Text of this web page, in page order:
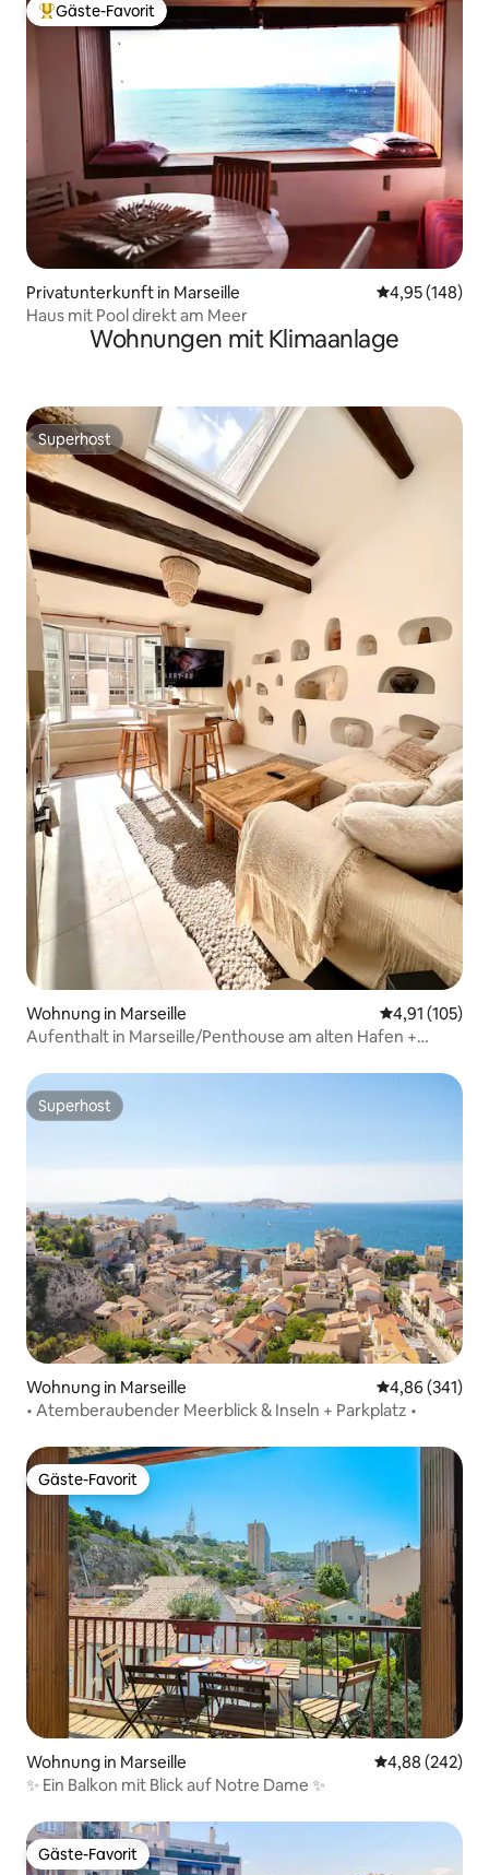
Beliebter Gäste-Favorit.
Gäste-Favorit
Privatunterkunft in Marseille
4,95 (148)
Haus mit Pool direkt am Meer
Wohnungen mit Klimaanlage
Superhost
Superhost
Wohnung in Marseille
4,91 (105)
Aufenthalt in Marseille/Penthouse am alten Hafen +
Superhost
Superhost
Wohnung in Marseille
4,86 (341)
• Atemberaubender Meerblick & Inseln + Parkplatz •
Gäste-Favorit
Gäste-Favorit
Wohnung in Marseille
4,88 (242)
✨ Ein Balkon mit Blick auf Notre Dame ✨
Gäste-Favorit
Gäste-Favorit